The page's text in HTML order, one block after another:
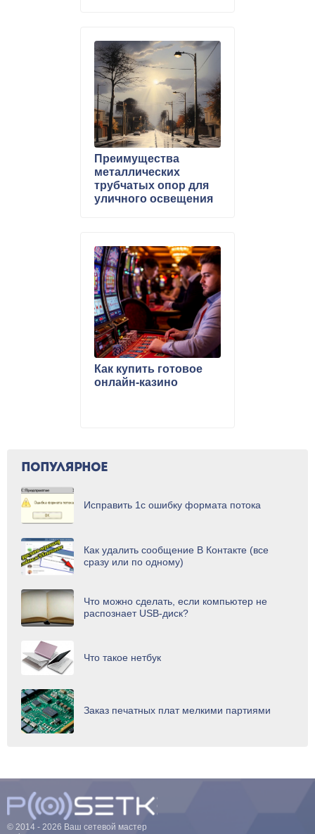
Преимущества
металлических
трубчатых опор для
уличного освещения
Как купить готовое
онлайн-казино
ПОПУЛЯРНОЕ
Исправить 1с ошибку формата потока
Как удалить сообщение В Контакте (все
сразу или по одному)
Что можно сделать, если компьютер не
распознает USB-диск?
Что такое нетбук
Заказ печатных плат мелкими партиями
© 2014 - 2026 Ваш сетевой мастер